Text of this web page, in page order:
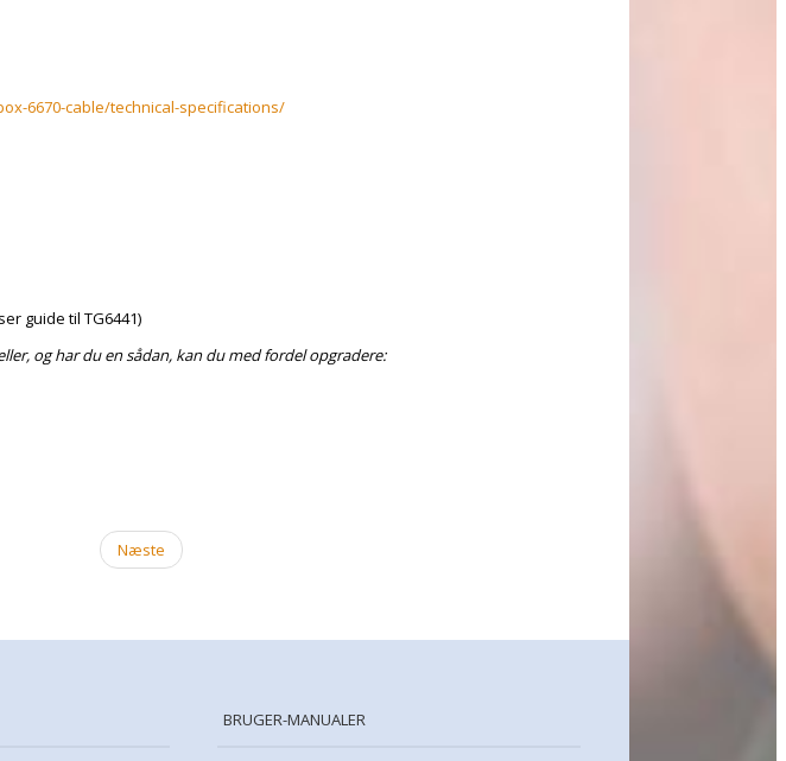
6670-cable/technical-specifications/
guide til TG6441)
og har du en sådan, kan du med fordel opgradere:
Næste
BRUGER-MANUALER